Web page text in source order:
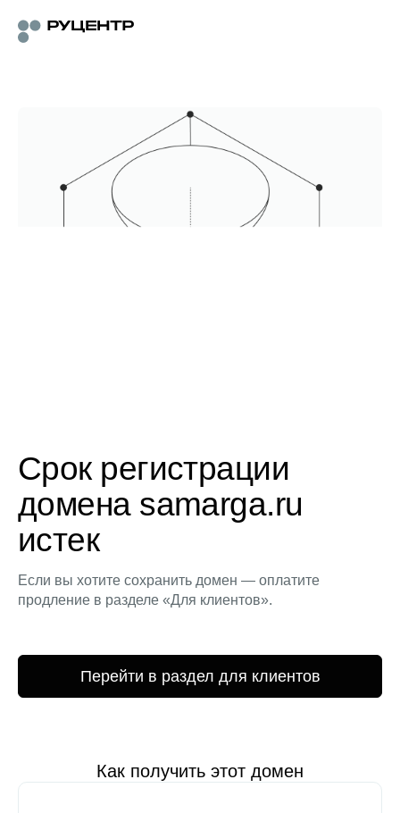
Срок регистрации
домена samarga.ru
истек
Если вы хотите сохранить домен — оплатите
продление в разделе «Для клиентов».
Перейти в раздел для клиентов
Как получить этот домен